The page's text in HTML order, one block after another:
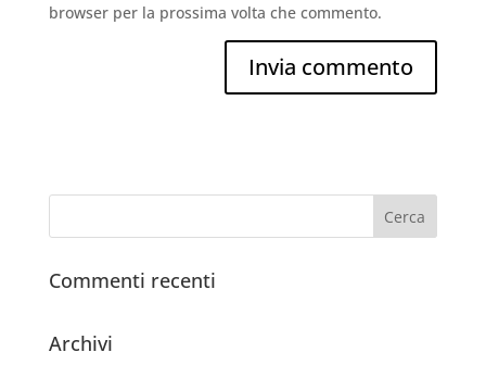
browser per la prossima volta che commento.
Commenti recenti
Archivi